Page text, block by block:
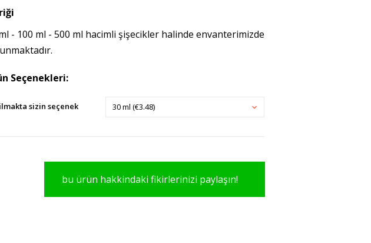
- 100 ml - 500 ml hacimli şişecikler halinde envanterimizde
Seçenekleri:
sizin seçenek 30 ml (€3.48)
bu ürün hakkindaki fikirlerinizi paylaşın!